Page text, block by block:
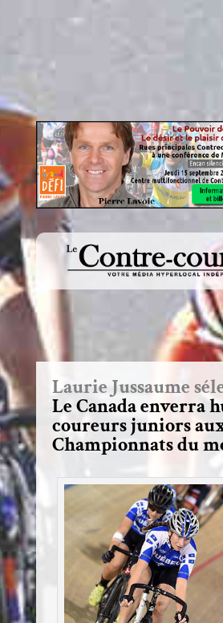
Laurie Jussaume
Le Canada enverra
coureurs juniors
Championnats du